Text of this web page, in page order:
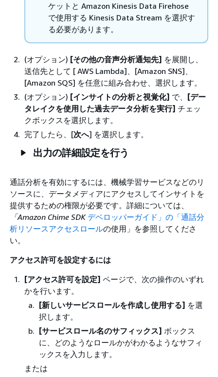
ケットと Amazon Kinesis Data Firehose
で使用する Kinesis Data Stream を選択す
る必要があります。
(オプション) [その他の音声分析通知先] を展開し、
送信先として [ AWS Lambda]、[Amazon SNS]、
[Amazon SQS] を任意に組み合わせ、選択します。
(オプション) [インサイトの分析と視覚化] で、
[デー
タレイクを使用した過去データ分析を実行] チェッ
クボックスを選択します。
完了したら、[次へ] を選択します。
出力の詳細設定を行う
通話分析を有効にするには、機械学習サービスなどのリ
ソースに、データメディアにアクセスしてインサイトを
提供するための権限が必要です。詳細については、
「Amazon Chime SDK デベロッパーガイド」の「通話分
析リソースアクセスロールの使用」を参照してくださ
い。
アクセス許可を設定するには
[アクセス許可を設定] ページで、次の操作のいずれ
かを行います。
[新しいサービスロールを作成し使用する] を選
択します。
[サービスロール名のサフィックス] ボックス
に、どのようなロールかがわかるようなサフィ
ックスを入力します。
または